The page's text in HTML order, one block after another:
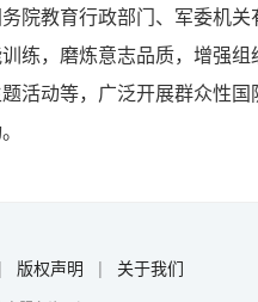
院教育行政部门、军委机
练，磨炼意志品质，增强组
活动等，广泛开展群众性
| 版权声明 | 关于我们